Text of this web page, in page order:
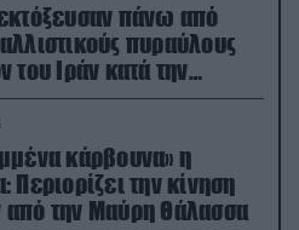
πάνω από
πυραύλους
του Ιράν κατά την
του πολέμου
κάρβουνα» η
Περιορίζει την κίνηση
την Μαύρη Θάλασσα